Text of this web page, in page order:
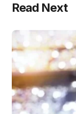
Read Next